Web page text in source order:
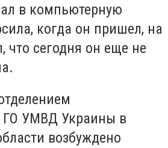
в компьютерную
когда он пришел, на
что сегодня он еще не
ГО УМВД Украины в
возбуждено